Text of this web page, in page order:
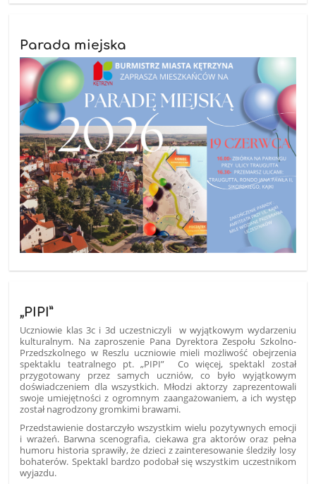
Parada miejska
„PIPI”
Uczniowie klas 3c i 3d uczestniczyli w wyjątkowym wydarzeniu
kulturalnym. Na zaproszenie Pana Dyrektora Zespołu Szkolno-
Przedszkolnego w Reszlu uczniowie mieli możliwość obejrzenia
spektaklu teatralnego pt. „PIPI” Co więcej, spektakl został
przygotowany przez samych uczniów, co było wyjątkowym
doświadczeniem dla wszystkich. Młodzi aktorzy zaprezentowali
swoje umiejętności z ogromnym zaangażowaniem, a ich występ
został nagrodzony gromkimi brawami.
Przedstawienie dostarczyło wszystkim wielu pozytywnych emocji
i wrażeń. Barwna scenografia, ciekawa gra aktorów oraz pełna
humoru historia sprawiły, że dzieci z zainteresowanie śledziły losy
bohaterów. Spektakl bardzo podobał się wszystkim uczestnikom
wyjazdu.